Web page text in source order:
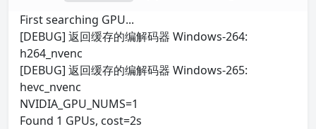
First searching GPU...
[DEBUG] 返回缓存的编解码器 Windows-264:
h264_nvenc
[DEBUG] 返回缓存的编解码器 Windows-265:
hevc_nvenc
NVIDIA_GPU_NUMS=1
Found 1 GPUs, cost=2s